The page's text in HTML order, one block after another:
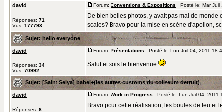
david
Réponses: 71
Vus: 177793
Forum: Conventions & Expositions Posté le: Mar
De bien belles photos, y avait pas mal de
scales? Bravo pour la mise en scène d'apollon,
Sujet: hello everyone
david
Réponses: 34
Vus: 70992
Forum: Présentations Posté le: Lun Juil 04, 2011
Salut et sois le bienvenue
Sujet: [Saint Seiya] babel+(les autres customs du coliseum detruit)
david
Réponses: 8
Forum: Work in Progress Posté le: Lun Juil 04,
Bravo pour cette réalisation, les boules de feu et